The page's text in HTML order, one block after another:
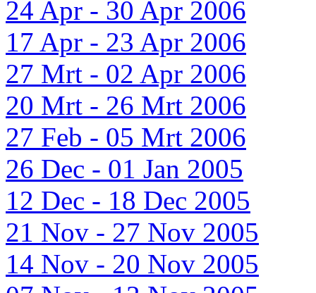
24 Apr - 30 Apr 2006
17 Apr - 23 Apr 2006
27 Mrt - 02 Apr 2006
20 Mrt - 26 Mrt 2006
27 Feb - 05 Mrt 2006
26 Dec - 01 Jan 2005
12 Dec - 18 Dec 2005
21 Nov - 27 Nov 2005
14 Nov - 20 Nov 2005